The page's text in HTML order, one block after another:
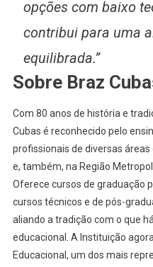
opções com baixo
contribui para uma
equilibrada.”
Sobre Braz
Com 80 anos de história e
Cubas é reconhecido pelo
profissionais de diversas
e, também, na Região
Oferece cursos de graduação
cursos técnicos e de pós-
aliando a tradição com o que
educacional. A Instituição
Educacional, um dos mais